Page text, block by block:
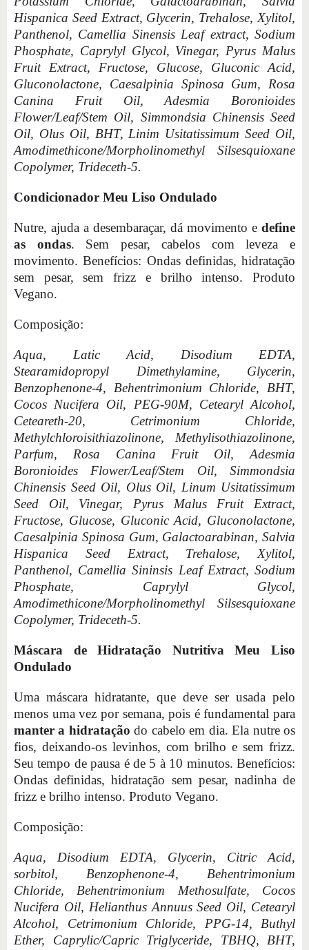
Hispanica Seed Extract, Glycerin, Trehalose, Xylitol,
Panthenol, Camellia Sinensis Leaf extract, Sodium
Phosphate, Caprylyl Glycol, Vinegar, Pyrus Malus
Fruit Extract, Fructose, Glucose, Gluconic Acid,
Gluconolactone, Caesalpinia Spinosa Gum, Rosa
Canina Fruit Oil, Adesmia Boronioides
Flower/Leaf/Stem Oil, Simmondsia Chinensis Seed
Oil, Olus Oil, BHT, Linim Usitatissimum Seed Oil,
Amodimethicone/Morpholinomethyl Silsesquioxane
Copolymer, Trideceth-5.
Condicionador Meu Liso Ondulado
Nutre, ajuda a desembaraçar, dá movimento e define
as ondas. Sem pesar, cabelos com leveza e
movimento. Benefícios: Ondas definidas, hidratação
sem pesar, sem frizz e brilho intenso. Produto
Vegano.
Composição:
Aqua, Latic Acid, Disodium EDTA,
Stearamidopropyl Dimethylamine, Glycerin,
Benzophenone-4, Behentrimonium Chloride, BHT,
Cocos Nucifera Oil, PEG-90M, Cetearyl Alcohol,
Ceteareth-20, Cetrimonium Chloride,
Methylchloroisithiazolinone, Methylisothiazolinone,
Parfum, Rosa Canina Fruit Oil, Adesmia
Boronioides Flower/Leaf/Stem Oil, Simmondsia
Chinensis Seed Oil, Olus Oil, Linum Usitatissimum
Seed Oil, Vinegar, Pyrus Malus Fruit Extract,
Fructose, Glucose, Gluconic Acid, Gluconolactone,
Caesalpinia Spinosa Gum, Galactoarabinan, Salvia
Hispanica Seed Extract, Trehalose, Xylitol,
Panthenol, Camellia Sininsis Leaf Extract, Sodium
Phosphate, Caprylyl Glycol,
Amodimethicone/Morpholinomethyl Silsesquioxane
Copolymer, Trideceth-5.
Máscara de Hidratação Nutritiva Meu Liso
Ondulado
Uma máscara hidratante, que deve ser usada pelo
menos uma vez por semana, pois é fundamental para
manter a hidratação do cabelo em dia. Ela nutre os
fios, deixando-os levinhos, com brilho e sem frizz.
Seu tempo de pausa é de 5 à 10 minutos. Benefícios:
Ondas definidas, hidratação sem pesar, nadinha de
frizz e brilho intenso. Produto Vegano.
Composição:
Aqua, Disodium EDTA, Glycerin, Citric Acid,
sorbitol, Benzophenone-4, Behentrimonium
Chloride, Behentrimonium Methosulfate, Cocos
Nucifera Oil, Helianthus Annuus Seed Oil, Cetearyl
Alcohol, Cetrimonium Chloride, PPG-14, Buthyl
Ether, Caprylic/Capric Triglyceride, TBHQ, BHT,